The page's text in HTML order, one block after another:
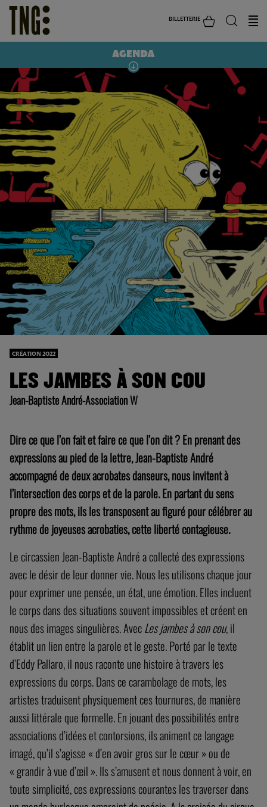
BILLETTERIE
AGENDA
CRÉATION 2022
LES JAMBES À SON COU
Jean-Baptiste André-Association W
Dire ce que l’on fait et faire ce que l’on dit ? En prenant des
expressions au pied de la lettre, Jean-Baptiste André
accompagné de deux acrobates danseurs, nous invitent à
l’intersection des corps et de la parole. En partant du sens
propre des mots, ils les transposent au figuré pour célébrer au
rythme de joyeuses acrobaties, cette liberté contagieuse.
Le circassien Jean-Baptiste André a collecté des expressions
avec le désir de leur donner vie. Nous les utilisons chaque jour
pour exprimer une pensée, un état, une émotion. Elles incluent
le corps dans des situations souvent impossibles et créent en
nous des images singulières. AvecLes jambes à son cou, il
établit un lien entre la parole et le geste. Porté par le texte
d’Eddy Pallaro, il nous raconte une histoire à travers les
expressions du corps. Dans ce carambolage de mots, les
artistes traduisent physiquement ces tournures, de manière
aussi littérale que formelle. En jouant des possibilités entre
associations d’idées et contorsions, ils animent ce langage
imagé, qu’il s’agisse « d’en avoir gros sur le cœur » ou de
« grandir à vue d’œil ». Ils s’amusent et nous donnent à voir, en
toute simplicité, ces expressions courantes les traverser dans